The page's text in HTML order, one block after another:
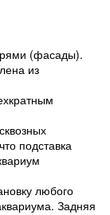
(фасады).
из
подставка
любого
Задняя